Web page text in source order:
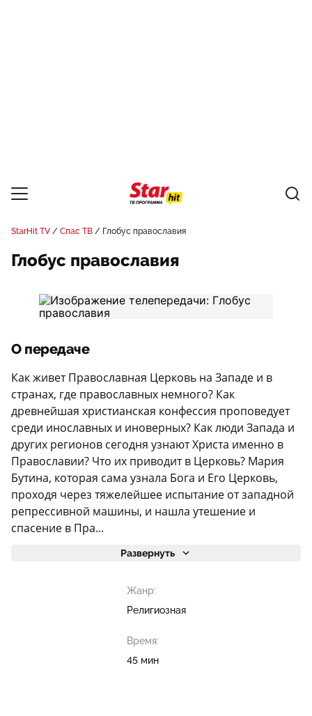
StarHit TV Спас ТВ Глобус православия
Глобус православия
О передаче
Как живет Православная Церковь на Западе и в
странах, где православных немного? Как
древнейшая христианская конфессия проповедует
среди инославных и иноверных? Как люди Запада и
других регионов сегодня узнают Христа именно в
Православии? Что их приводит в Церковь? Мария
Бутина, которая сама узнала Бога и Его Церковь,
проходя через тяжелейшее испытание от западной
репрессивной машины, и нашла утешение и
спасение в Пра...
Развернуть
Жанр:
Религиозная
Время:
45 мин